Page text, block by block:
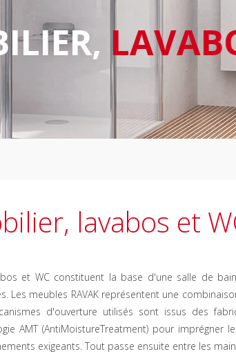
lavabos et
et WC constituent la base d'une salle de
Les meubles RAVAK représentent une
d'ouverture utilisés sont issus des
AMT (AntiMoistureTreatment) pour
exigeants. Tout passe ensuite entre les